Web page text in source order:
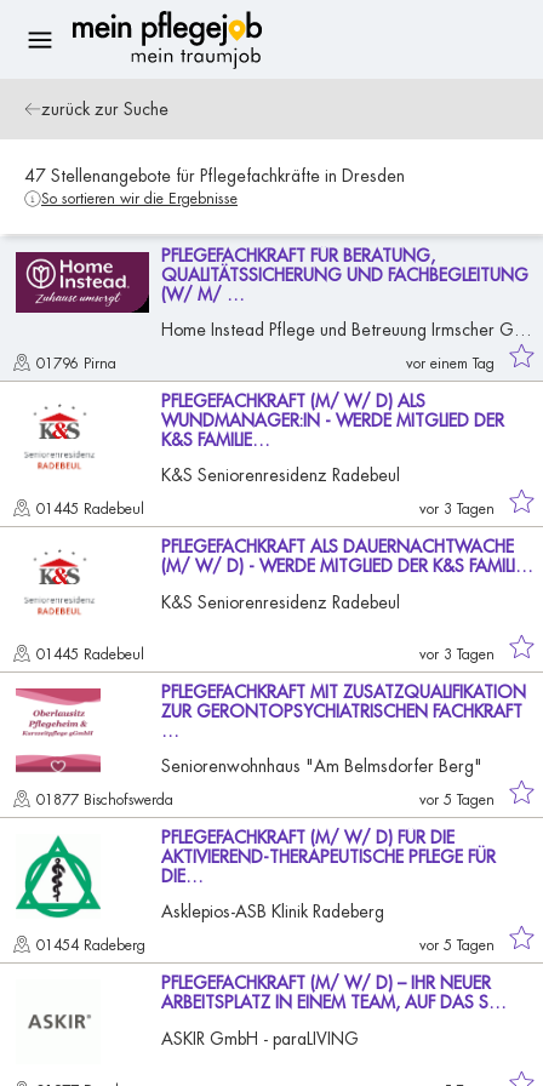
zurück zur Suche
47 Stellenangebote für Pflegefachkräfte in Dresden
So sortieren wir die Ergebnisse
PFLEGEFACHKRAFT FÜR BERATUNG,
QUALITÄTSSICHERUNG UND FACHBEGLEITUNG
(W/ M/ …
01796 Pirna vor einem Tag
PFLEGEFACHKRAFT (M/ W/ D) ALS
WUNDMANAGER:IN - WERDE MITGLIED DER
K&S FAMILIE…
K&S Seniorenresidenz Radebeul
01445 Radebeul vor 3 Tagen
PFLEGEFACHKRAFT ALS DAUERNACHTWACHE
(M/ W/ D) - WERDE MITGLIED DER K&S FAMILI…
K&S Seniorenresidenz Radebeul
01445 Radebeul vor 3 Tagen
PFLEGEFACHKRAFT MIT ZUSATZQUALIFIKATION
ZUR GERONTOPSYCHIATRISCHEN FACHKRAFT
…
Seniorenwohnhaus "Am Belmsdorfer Berg"
01877 Bischofswerda vor 5 Tagen
PFLEGEFACHKRAFT (M/ W/ D) FÜR DIE
AKTIVIEREND-THERAPEUTISCHE PFLEGE FÜR
DIE…
Asklepios-ASB Klinik Radeberg
01454 Radeberg vor 5 Tagen
PFLEGEFACHKRAFT (M/ W/ D) – IHR NEUER
ARBEITSPLATZ IN EINEM TEAM, AUF DAS S…
ASKIR GmbH - paraLIVING